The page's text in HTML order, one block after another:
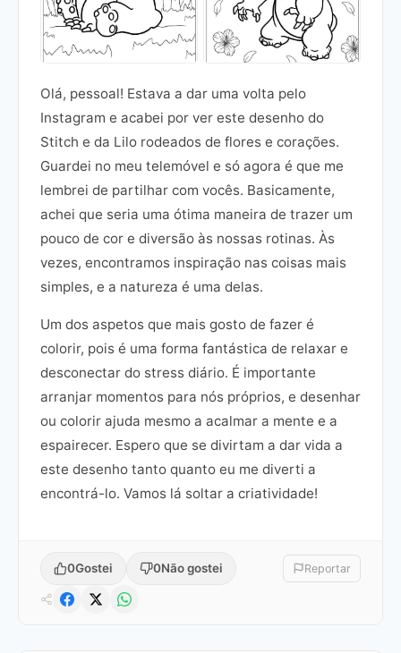
Olá, pessoal! Estava a dar uma volta pelo
Instagram e acabei por ver este desenho do
Stitch e da Lilo rodeados de flores e corações.
Guardei no meu telemóvel e só agora é que me
lembrei de partilhar com vocês. Basicamente,
achei que seria uma ótima maneira de trazer um
pouco de cor e diversão às nossas rotinas. Às
vezes, encontramos inspiração nas coisas mais
simples, e a natureza é uma delas.
Um dos aspetos que mais gosto de fazer é
colorir, pois é uma forma fantástica de relaxar e
desconectar do stress diário. É importante
arranjar momentos para nós próprios, e desenhar
ou colorir ajuda mesmo a acalmar a mente e a
espairecer. Espero que se divirtam a dar vida a
este desenho tanto quanto eu me diverti a
encontrá-lo. Vamos lá soltar a criatividade!
0Gostei 0Não gostei Reportar